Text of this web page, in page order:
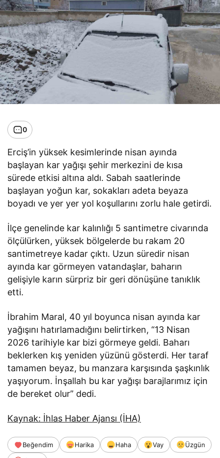
0
Erciş’in yüksek kesimlerinde nisan ayında
başlayan kar yağışı şehir merkezini de kısa
sürede etkisi altına aldı. Sabah saatlerinde
başlayan yoğun kar, sokakları adeta beyaza
boyadı ve yer yer yol koşullarını zorlu hale getirdi.
İlçe genelinde kar kalınlığı 5 santimetre civarında
ölçülürken, yüksek bölgelerde bu rakam 20
santimetreye kadar çıktı. Uzun süredir nisan
ayında kar görmeyen vatandaşlar, baharın
gelişiyle karın sürpriz bir geri dönüşüne tanıklık
etti.
İbrahim Maral, 40 yıl boyunca nisan ayında kar
yağışını hatırlamadığını belirtirken, “13 Nisan
2026 tarihiyle kar bizi görmeye geldi. Baharı
beklerken kış yeniden yüzünü gösterdi. Her taraf
tamamen beyaz, bu manzara karşısında şaşkınlık
yaşıyorum. İnşallah bu kar yağışı barajlarımız için
de bereket olur” dedi.
Kaynak: İhlas Haber Ajansı (İHA)
Beğendim Harika Haha Vay
Üzgün